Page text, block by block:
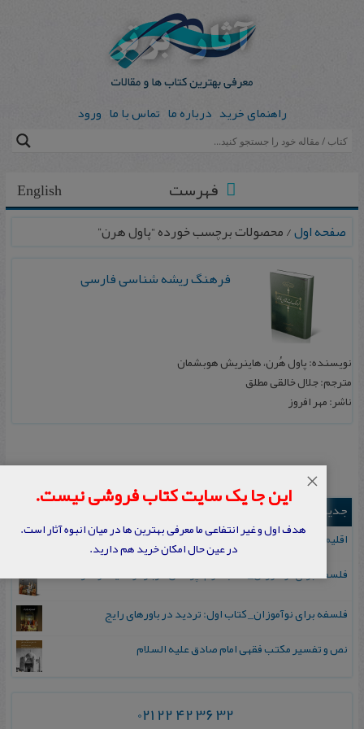
راهنمای خرید درباره ما تماس با ما ورود
English فهرست
صفحه اول/ محصولات برچسب خورده “پاول هرن”
فرهنگ ريشه‌ شناسی فارسی
نویسنده: پاول هُرن، هاينريش هوبشمان
مترجم: جلال خالقی مطلق
ناشر: مهر افروز
جدیدترین ها
اقلیم مورخان؛ مهارت‌های تاریخ ورزی علمی
فلسفه برای نوآموزان_ کتاب دوم: پرسش درباره واقعیت و معرفت
فلسفه برای نوآموزان_ کتاب اول: تردید در باورهای رایج
نص و تفسیر مکتب فقهی امام صادق علیه السلام
021 22 42 36 32
این جا یک سایت کتاب فروشی نیست.
هدف اول و غیر انتفاعی ما معرفی بهترین ها در میان انبوه آثار است.
در عین حال امکان خرید هم دارید.
×